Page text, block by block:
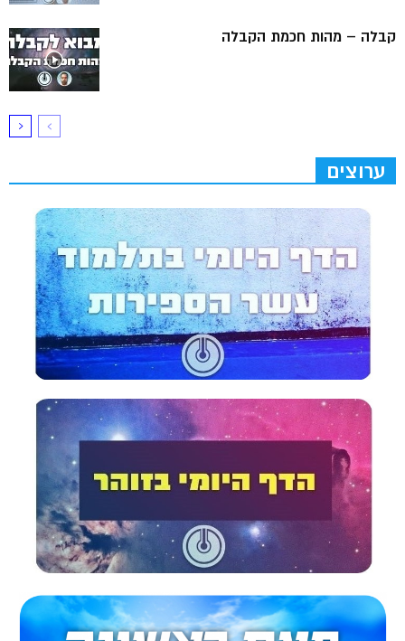
קבלה – מהות חכמת הקבלה
ערוצים